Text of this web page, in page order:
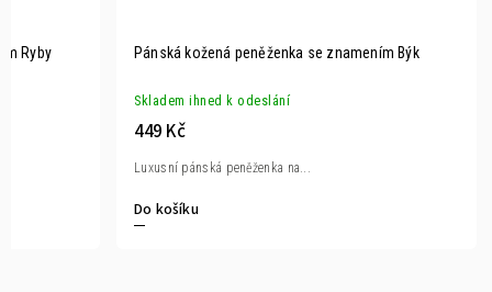
Ryby Pánská kožená peněženka se znamením Býk
Skladem ihned k odeslání
449 Kč
Do košíku
Luxusní pánská peněženka na...